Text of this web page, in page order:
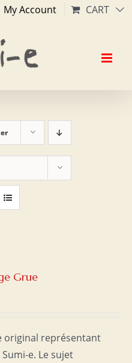
My Account CART
Grue
original représentant
e. Le sujet